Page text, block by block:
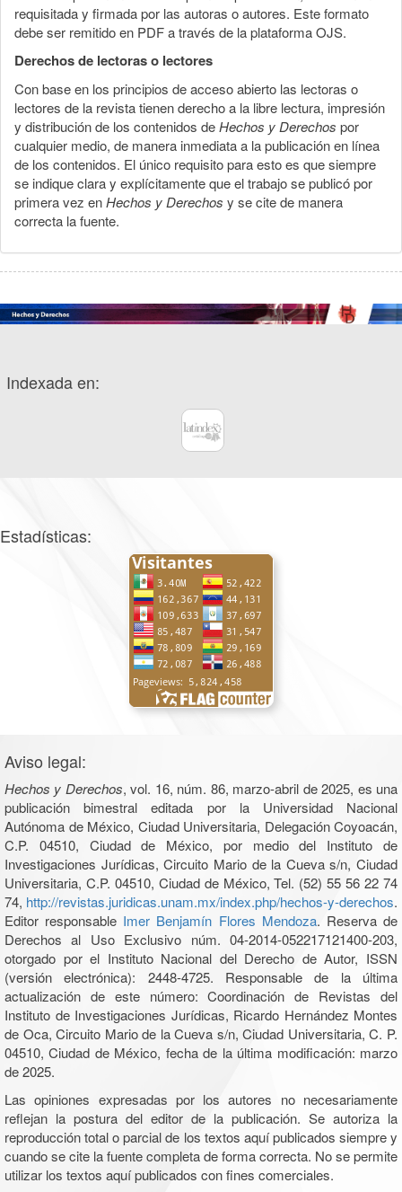
requisitada y firmada por las autoras o autores. Este formato
debe ser remitido en PDF a través de la plataforma OJS.
Derechos de lectoras o lectores
Con base en los principios de acceso abierto las lectoras o
lectores de la revista tienen derecho a la libre lectura, impresión
y distribución de los contenidos deHechos y Derechos por
cualquier medio, de manera inmediata a la publicación en línea
de los contenidos. El único requisito para esto es que siempre
se indique clara y explícitamente que el trabajo se publicó por
primera vez enHechos y Derechos y se cite de manera
correcta la fuente.
Indexada en:
Estadísticas:
Aviso legal:
Hechos y Derechos, vol. 16, núm. 86, marzo-abril de 2025, es una
publicación bimestral editada por la Universidad Nacional
Autónoma de México, Ciudad Universitaria, Delegación Coyoacán,
C.P. 04510, Ciudad de México, por medio del Instituto de
Investigaciones Jurídicas, Circuito Mario de la Cueva s/n, Ciudad
Universitaria, C.P. 04510, Ciudad de México, Tel. (52) 55 56 22 74
74, http://revistas.juridicas.unam.mx/index.php/hechos-y-derechos.
Editor responsable Imer Benjamín Flores Mendoza. Reserva de
Derechos al Uso Exclusivo núm. 04-2014-052217121400-203,
otorgado por el Instituto Nacional del Derecho de Autor, ISSN
(versión electrónica): 2448-4725. Responsable de la última
actualización de este número: Coordinación de Revistas del
Instituto de Investigaciones Jurídicas, Ricardo Hernández Montes
de Oca, Circuito Mario de la Cueva s/n, Ciudad Universitaria, C. P.
04510, Ciudad de México, fecha de la última modificación: marzo
de 2025.
Las opiniones expresadas por los autores no necesariamente
reflejan la postura del editor de la publicación. Se autoriza la
reproducción total o parcial de los textos aquí publicados siempre y
cuando se cite la fuente completa de forma correcta. No se permite
utilizar los textos aquí publicados con fines comerciales.